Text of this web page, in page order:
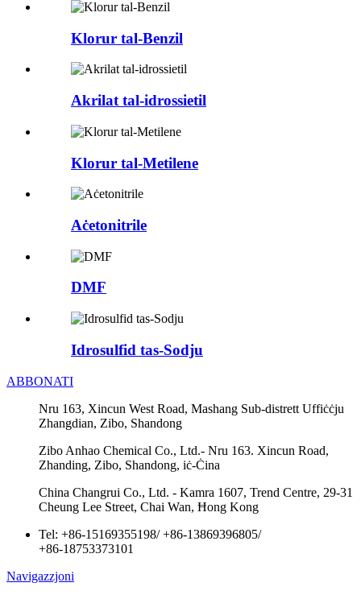
Klorur tal-Benzil
Akrilat tal-idrossietil
Klorur tal-Metilene
Aċetonitrile
DMF
Idrosulfid tas-Sodju
ABBONATI
Nru 163, Xincun West Road, Mashang Sub-distrett Uffiċċju
Zhangdian, Zibo, Shandong
Zibo Anhao Chemical Co., Ltd.- Nru 163. Xincun Road,
Zhanding, Zibo, Shandong, iċ-Ċina
China Changrui Co., Ltd. - Kamra 1607, Trend Centre, 29-31
Cheung Lee Street, Chai Wan, Ħong Kong
Tel: +86-15169355198/+86-13869396805/
+86-18753373101
Navigazzjoni